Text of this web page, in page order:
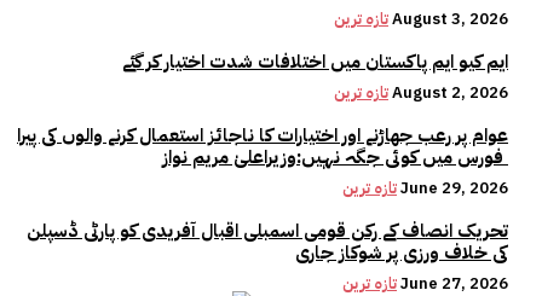
تازہ ترینAugust 3, 2026
ایم کیو ایم پاکستان میں اختلافات شدت اختیار کر گئے
تازہ ترینAugust 2, 2026
عوام پر رعب جھاڑنے اور اختیارات کا ناجائز استعمال کرنے والوں کی پیرا
تازہ ترینJune 29, 2026
تحریک انصاف کے رکن قومی اسمبلی اقبال آفریدی کو پارٹی ڈسپلن
کی خلاف ورزی پر شوکاز جاری
تازہ ترینJune 27, 2026